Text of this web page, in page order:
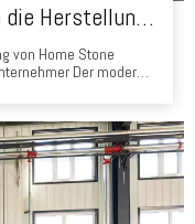
Wie Wasserstrahlschneiden die Herstellung von Home Stone verwandelt: Ein praktischer Leitfaden für Unternehmer
von Home Stone
Der moderne
Küchenarbeitsplatten
-Wände, Wasser J.